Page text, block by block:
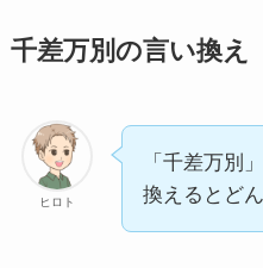
反面教師(はん
い方５選！例
鯨飲馬食(げい
い方５選！例文
千差万別の言い換え
ヒロト
「千差万別
換えるとど